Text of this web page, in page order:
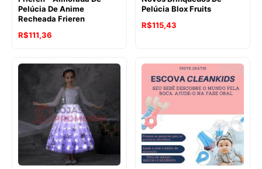
Pelúcia De Anime
Recheada Frieren
R$111,36
Pelúcia Blox Fruits
R$115,43